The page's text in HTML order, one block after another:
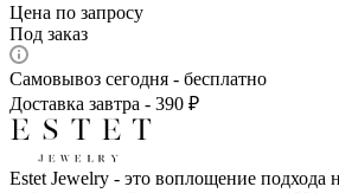
Цена по запросу
Под заказ
Самовывоз сегодня - бесплатно
Доставка завтра - 390 ₽
Estet Jewelry - это воплощение подхода